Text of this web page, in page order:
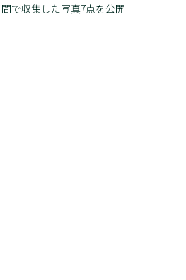
で収集した写真7点を公開